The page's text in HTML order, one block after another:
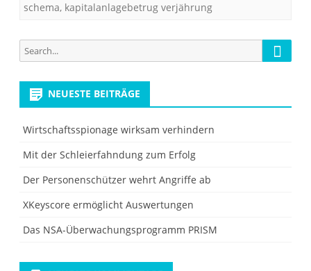
schema, kapitalanlagebetrug verjährung
Search
for:
NEUESTE BEITRÄGE
Wirtschaftsspionage wirksam verhindern
Mit der Schleierfahndung zum Erfolg
Der Personenschützer wehrt Angriffe ab
XKeyscore ermöglicht Auswertungen
Das NSA-Überwachungsprogramm PRISM